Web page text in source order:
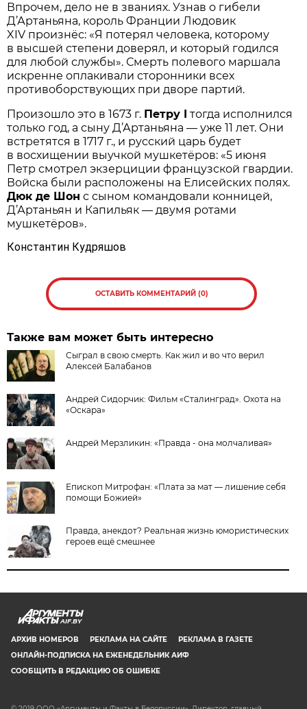
Впрочем, дело не в званиях. Узнав о гибели
Д’Артаньяна, король Франции Людовик
XIV произнёс: «Я потерял человека, которому
в высшей степени доверял, и который годился
для любой службы». Смерть полевого маршала
искренне оплакивали сторонники всех
противоборствующих при дворе партий.
Произошло это в 1673 г. Петру I
тогда исполнился
только год, а сыну Д’Артаньяна — уже 11 лет. Они
встретятся в 1717 г., и русский царь будет
в восхищении выучкой мушкетёров: «5 июня
Петр смотрел экзерциции французской гвардии.
Войска были расположены на Елисейских полях.
Дюк де Шон с сыном командовали конницей,
Д’Артаньян и Капильяк — двумя ротами
мушкетёров».
Константин Кудряшов
ОСТАВИТЬ КОММЕНТАРИЙ (0)
Также вам может быть интересно
Сыграл в свою смерть. Как жил и во что верил
Алексей Балабанов
Андрей Сидорчик: Фильм «Сталинград». Охота на
«Оскара»
Андрей Мерзликин: «Правда - она молчаливая»
Епископ Митрофан: «Плата за мат — лишение себя
помощи Божией»
Правда, анекдот? Реальная жизнь юмористических
героев ещё смешнее
AIF.BY
АРХИВ НОМЕРОВ РЕКЛАМА НА САЙТЕ
РЕКЛАМА В ГАЗЕТЕ
ОНЛАЙН-ПОДПИСКА НА ЕЖЕНЕДЕЛЬНИК АИФ
СООБЩИТЬ В РЕДАКЦИЮ ОБ ОШИБКЕ